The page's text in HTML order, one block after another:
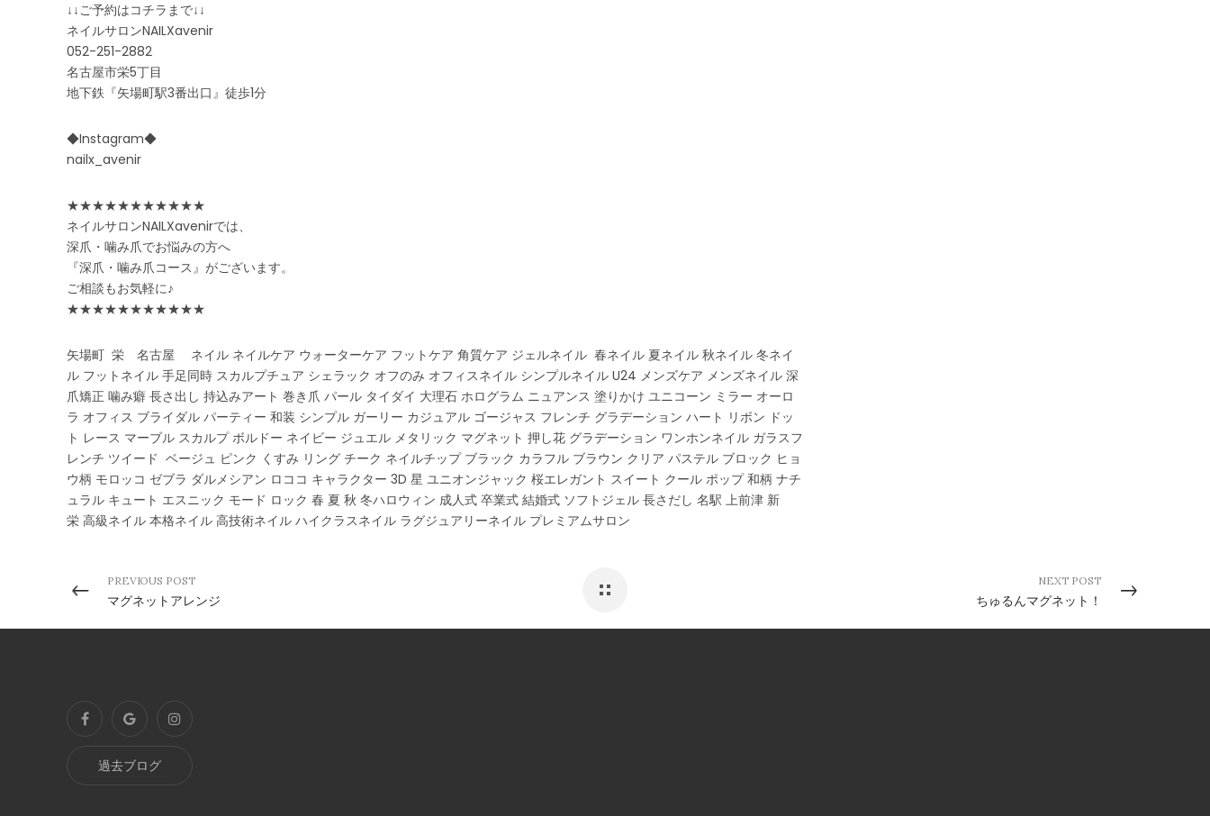
↓↓ご予約はコチラまで↓↓
ネイルサロンNAILXavenir
052-251-2882
名古屋市栄5丁目
地下鉄『矢場町駅3番出口』徒歩1分
◆Instagram◆
nailx_avenir
★★★★★★★★★★★
ネイルサロンNAILXavenirでは、
深爪・噛み爪でお悩みの方へ
『深爪・噛み爪コース』がございます。
ご相談もお気軽に♪
★★★★★★★★★★★
矢場町 栄 名古屋 ネイル ネイルケア ウォーターケア フットケア 角質ケア ジェルネイル 春ネイル 夏ネイル 秋ネイル 冬ネイ
ル フットネイル 手足同時 スカルプチュア シェラック オフのみ オフィスネイル シンプルネイル U24 メンズケア メンズネイル 深
爪矯正 噛み癖 長さ出し 持込みアート 巻き爪 パール タイダイ 大理石 ホログラム ニュアンス 塗りかけ ユニコーン ミラー オーロ
ラ オフィス ブライダル パーティー 和装 シンプル ガーリー カジュアル ゴージャス フレンチ グラデーション ハート リボン ドッ
ト レース マーブル スカルプ ボルドー ネイビー ジュエル メタリック マグネット 押し花 グラデーション ワンホンネイル ガラスフ
レンチ ツイード ベージュ ピンク くすみ リング チーク ネイルチップ ブラック カラフル ブラウン クリア パステル ブロック ヒョ
ウ柄 モロッコ ゼブラ ダルメシアン ロココ キャラクター 3D 星 ユニオンジャック 桜エレガント スイート クール ポップ 和柄 ナチ
ュラル キュート エスニック モード ロック 春 夏 秋 冬ハロウィン 成人式 卒業式 結婚式 ソフトジェル 長さだし 名駅 上前津 新
栄 高級ネイル 本格ネイル 高技術ネイル ハイクラスネイル ラグジュアリーネイル プレミアムサロン
PREVIOUS POST
マグネットアレンジ
NEXT POST
ちゅるんマグネット！
過去ブログ